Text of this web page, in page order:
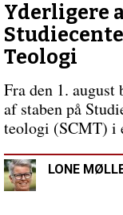
Forrige
indlæg:
Drop
heksen,
der
er
bedre
ting
at
bruge
Sankt
Yderligere
Teologi
Fra den 1.
af staben på
teologi (SCMT) i
LONE